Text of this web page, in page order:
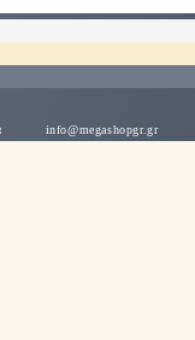
info@megashopgr.gr